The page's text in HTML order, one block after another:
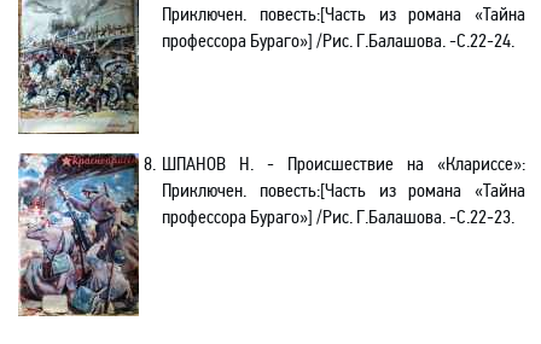
Приключен. повесть:[Часть из романа «Тайна
профессора Бураго»] /Рис. Г.Балашова.-C.22-24.
8. ШПАНОВ Н. - Происшествие на «Клариссе»:
Приключен. повесть:[Часть из романа «Тайна
профессора Бураго»] /Рис. Г.Балашова.-C.22-23.